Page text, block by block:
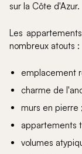
sur la Côte d'Azur.
Les
nombreux atouts :
emplacement
charme de
murs en pierre ;
appartements
volumes